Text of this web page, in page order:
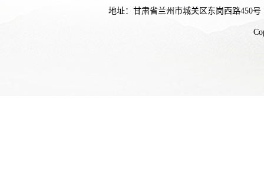
地址：甘肃省兰州市城关区东岗西路450号